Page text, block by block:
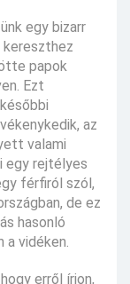
egy bizarr
papok
Ezt
az
valami
egy rejtélyes
férfiról szól,
de ez
hasonló
a vidéken.
erről írjon,